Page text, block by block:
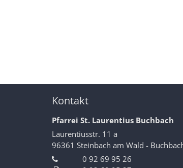
Kontakt
Pfarrei St. Laurentius Buchbach
Laurentiusstr. 11 a
96361 Steinbach am Wald -
0 92 69 95 26